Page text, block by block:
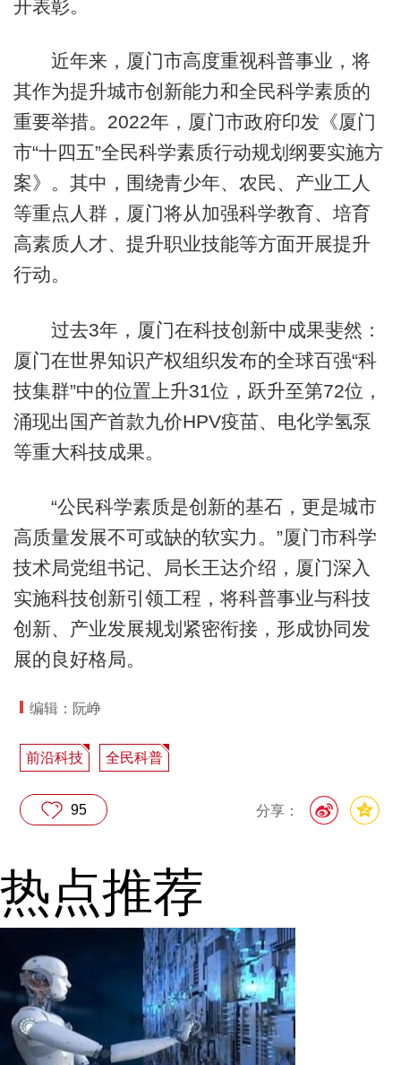
开表彰。
近年来，厦门市高度重视科普事业，将
其作为提升城市创新能力和全民科学素质的
重要举措。2022年，厦门市政府印发《厦门
市“十四五”全民科学素质行动规划纲要实施方
案》。其中，围绕青少年、农民、产业工人
等重点人群，厦门将从加强科学教育、培育
高素质人才、提升职业技能等方面开展提升
行动。
过去3年，厦门在科技创新中成果斐然：
厦门在世界知识产权组织发布的全球百强“科
技集群”中的位置上升31位，跃升至第72位，
涌现出国产首款九价HPV疫苗、电化学氢泵
等重大科技成果。
“公民科学素质是创新的基石，更是城市
高质量发展不可或缺的软实力。”厦门市科学
技术局党组书记、局长王达介绍，厦门深入
实施科技创新引领工程，将科普事业与科技
创新、产业发展规划紧密衔接，形成协同发
展的良好格局。
编辑：阮峥
前沿科技 全民科普
分享：
95
热点推荐